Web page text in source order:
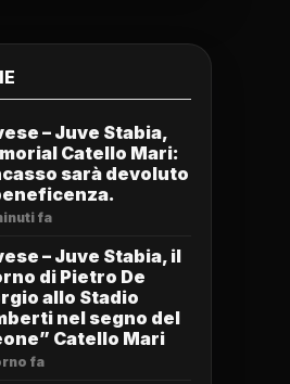
– Juve Stabia,
Catello Mari:
sarà devoluto
fa
– Juve Stabia, il
di Pietro De
allo Stadio
nel segno del
Catello Mari
fa